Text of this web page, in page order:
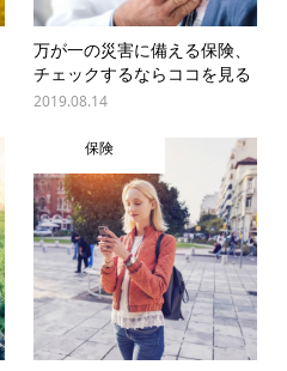
万が一の災害に備える保険、
チェックするならココを見る
2019.08.14
保険